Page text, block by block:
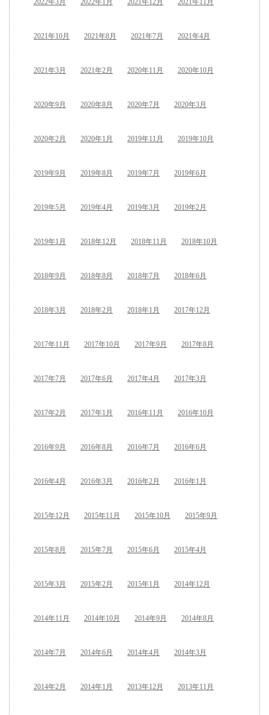
2022年3月 2022年1月 2021年12月 2021年11月
2021年10月 2021年8月 2021年7月 2021年4月
2021年3月 2021年2月 2020年11月 2020年10月
2020年9月 2020年8月 2020年7月 2020年3月
2020年2月 2020年1月 2019年11月 2019年10月
2019年9月 2019年8月 2019年7月 2019年6月
2019年5月 2019年4月 2019年3月 2019年2月
2019年1月 2018年12月 2018年11月 2018年10月
2018年9月 2018年8月 2018年7月 2018年6月
2018年3月 2018年2月 2018年1月 2017年12月
2017年11月 2017年10月 2017年9月 2017年8月
2017年7月 2017年6月 2017年4月 2017年3月
2017年2月 2017年1月 2016年11月 2016年10月
2016年9月 2016年8月 2016年7月 2016年6月
2016年4月 2016年3月 2016年2月 2016年1月
2015年12月 2015年11月 2015年10月 2015年9月
2015年8月 2015年7月 2015年6月 2015年4月
2015年3月 2015年2月 2015年1月 2014年12月
2014年11月 2014年10月 2014年9月 2014年8月
2014年7月 2014年6月 2014年4月 2014年3月
2014年2月 2014年1月 2013年12月 2013年11月